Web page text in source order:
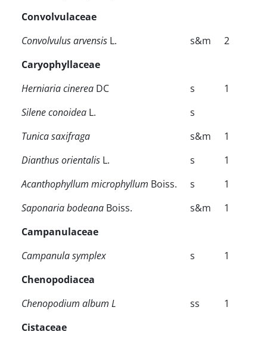
Convolvulaceae
Convolvulus arvensis L. s&m
2
Caryophyllaceae
Herniaria cinerea DC s
1
Silene conoidea L.
s
Tunica saxifraga
s&m
1
Dianthus orientalis L. s
1
Acanthophyllum microphyllum Boiss. s
1
Saponaria bodeana Boiss. s&m
1
Campanulaceae
Campanula symplex
s
1
Chenopodiacea
Chenopodium album L ss
1
Cistaceae